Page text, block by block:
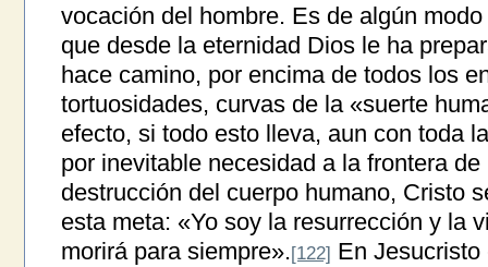
vocación del hombre. Es de algún
que desde la eternidad Dios le ha
hace camino, por encima de todos los
tortuosidades, curvas de la «suerte
efecto, si todo esto lleva, aun con toda
por inevitable necesidad a la frontera
destrucción del cuerpo humano, Cristo
esta meta: «Yo soy la resurrección y la
morirá para siempre».[122] En